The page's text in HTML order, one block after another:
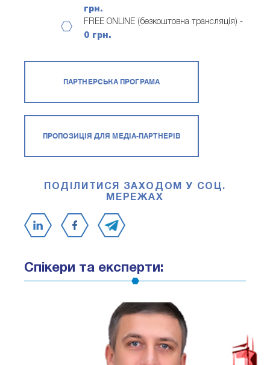
грн.
FREE ONLINE (безкоштовна трансляція) -
0 грн.
ПАРТНЕРСЬКА ПРОГРАМА
ПРОПОЗИЦІЯ ДЛЯ МЕДІА-ПАРТНЕРІВ
ПОДІЛИТИСЯ ЗАХОДОМ У СОЦ.
МЕРЕЖАХ
Спікери та експерти: